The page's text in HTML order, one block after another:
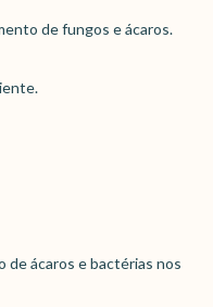
de fungos e ácaros.
ácaros e bactérias nos